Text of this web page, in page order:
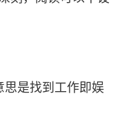
是找到工作即娱